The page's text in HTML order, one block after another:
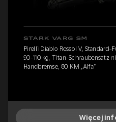
STARK VARG SM
Pirelli Diablo Rosso IV, Standard-
90-110 kg, Titan-Schraubensatz
Handbremse, 80 KM „Alfa”
Więcej